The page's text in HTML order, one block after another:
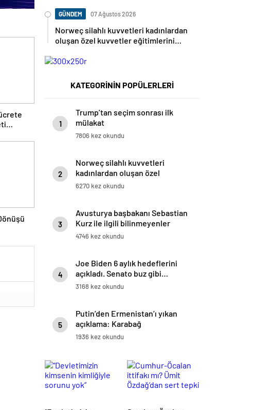
GÜNDEM 07 Ağustos 2026
Norweç silahlı kuvvetleri kadınlardan
oluşan özel kuvvetler eğitimlerini
KATEGORİNİN POPÜLERLERİ
1
Trump’tan seçim sonrası ilk
mülakat
7806 kez okundu
2
Norweç silahlı kuvvetleri
kadınlardan oluşan özel
kuvvetler eğitimlerini başlattı.
6270 kez okundu
3
Avusturya başbakanı Sebastian
Kurz ile ilgili bilinmeyenler
4746 kez okundu
4
Joe Biden 6 aylık hedeflerini
açıkladı. Senato buz gibi…
3168 kez okundu
5
Putin’den Ermenistan’ı yıkan
açıklama: Karabağ
Azerbaycan’ın ayrılmaz bir
1936 kez okundu